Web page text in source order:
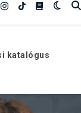
katalógus